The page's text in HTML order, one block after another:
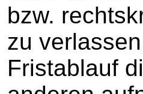
bzw.
zu
Fristablauf